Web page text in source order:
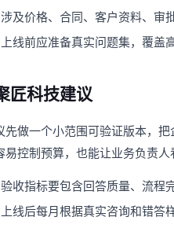
涉及价格、合同、客户资料、审
上线前应准备真实问题集，覆盖
匠科技建议
先做一个小范围可验证版本，
易控制预算，也能让业务负责人
验收指标要包含回答质量、流程
上线后每月根据真实咨询和错答